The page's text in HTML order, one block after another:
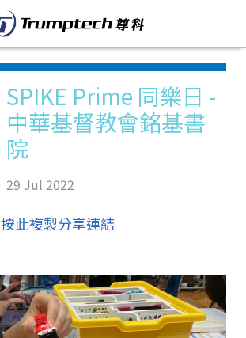
SPIKE Prime 同樂日 -
中華基督教會銘基書
院
29 Jul 2022
按此複製分享連結
關於我們
教育產品及方案
活動花絮
最新消息
En